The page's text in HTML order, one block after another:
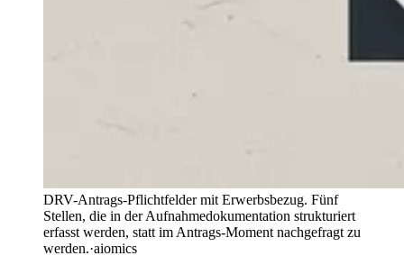
DRV-Antrags-Pflichtfelder mit Erwerbsbezug. Fünf
Stellen, die in der Aufnahmedokumentation strukturiert
erfasst werden, statt im Antrags-Moment nachgefragt zu
werden.·aiomics